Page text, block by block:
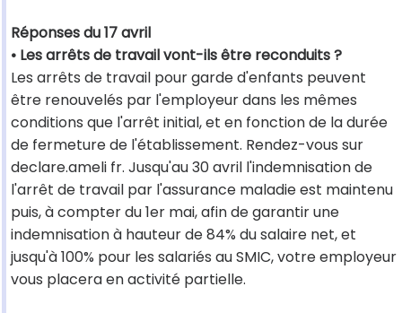
Réponses du 17 avril
• Les arrêts de travail vont-ils être reconduits ?
Les arrêts de travail pour garde d'enfants peuvent
être renouvelés par l'employeur dans les mêmes
conditions que l'arrêt initial, et en fonction de la durée
de fermeture de l'établissement. Rendez-vous sur
declare.ameli fr. Jusqu'au 30 avril l'indemnisation de
l'arrêt de travail par l'assurance maladie est maintenu
puis, à compter du 1er mai, afin de garantir une
indemnisation à hauteur de 84% du salaire net, et
jusqu'à 100% pour les salariés au SMIC, votre employeur
vous placera en activité partielle.